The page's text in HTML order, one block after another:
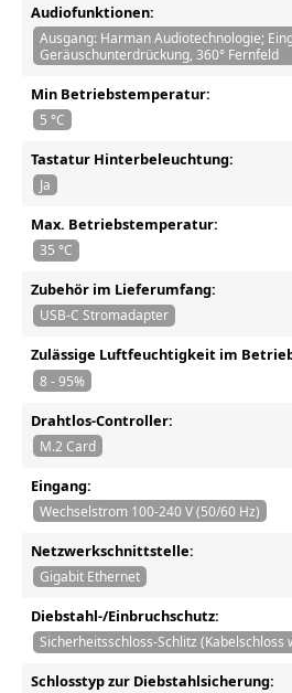
Audiofunktionen:
Ausgang: Harman Audiotechnologie;
Geräuschunterdrückung, 360° Fernfeld
Min Betriebstemperatur:
5 °C
Tastatur Hinterbeleuchtung:
Ja
Max. Betriebstemperatur:
35 °C
Zubehör im Lieferumfang:
USB-C Stromadapter
Zulässige Luftfeuchtigkeit im
8 - 95%
Drahtlos-Controller:
M.2 Card
Eingang:
Wechselstrom 100-240 V (50/60 Hz)
Netzwerkschnittstelle:
Gigabit Ethernet
Diebstahl-/Einbruchschutz:
Sicherheitsschloss-Schlitz
Schlosstyp zur Diebstahlsicherung: